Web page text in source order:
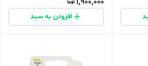
افزودن به سبد